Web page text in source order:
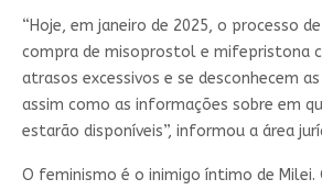
“Hoje, em janeiro de 2025, o processo
compra de misoprostol e mifepristona
atrasos excessivos e se desconhecem
assim como as informações sobre em
estarão disponíveis”, informou a área
O feminismo é o inimigo íntimo de Milei.